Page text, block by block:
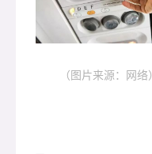
（图片来源：网络）